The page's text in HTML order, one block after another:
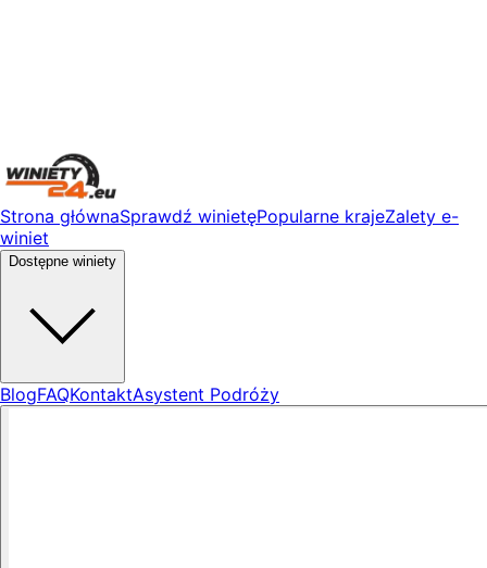
Strona głównaSprawdź winietęPopularne krajeZalety e-
winiet
Dostępne winiety
BlogFAQKontaktAsystent Podróży